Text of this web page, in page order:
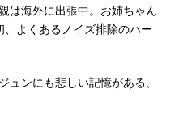
は海外に出張中。お姉ちゃん
よくあるノイズ排除のハー
ュンにも悲しい記憶がある、